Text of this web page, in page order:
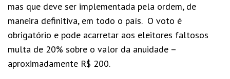
mas que deve ser implementada pela ordem, de
maneira definitiva, em todo o país. O voto é
obrigatório e pode acarretar aos eleitores faltosos
multa de 20% sobre o valor da anuidade –
aproximadamente R$ 200.